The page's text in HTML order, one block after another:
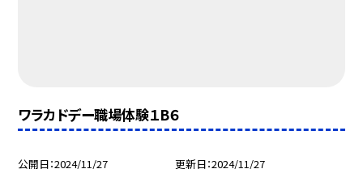
ワラカドデー職場体験１B６
公開日 2024/11/27 更新日 2024/11/27